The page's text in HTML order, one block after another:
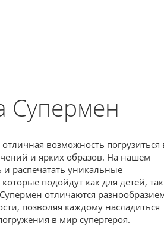
Супермен
возможность погрузиться
и ярких образов. На нашем
и распечатать уникальные
подойдут как для детей,
отличаются
позволяя каждому насладиться
в мир супергероя.